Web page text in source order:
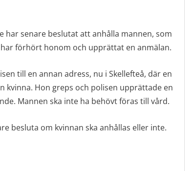
har senare beslutat att anhålla mannen, som
förhört honom och upprättat en anmälan.
till en annan adress, nu i Skellefteå, där en
kvinna. Hon greps och polisen upprättade en
Mannen ska inte ha behövt föras till vård.
besluta om kvinnan ska anhållas eller inte.